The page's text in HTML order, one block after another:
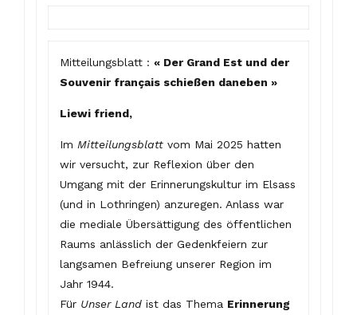
Mitteilungsblatt : « Der Grand Est und der
Souvenir français schießen daneben »
Liewi friend,
Im Mitteilungsblatt vom Mai 2025 hatten
wir versucht, zur Reflexion über den
Umgang mit der Erinnerungskultur im Elsass
(und in Lothringen) anzuregen. Anlass war
die mediale Übersättigung des öffentlichen
Raums anlässlich der Gedenkfeiern zur
langsamen Befreiung unserer Region im
Jahr 1944.
Für Unser Land ist das Thema Erinnerung